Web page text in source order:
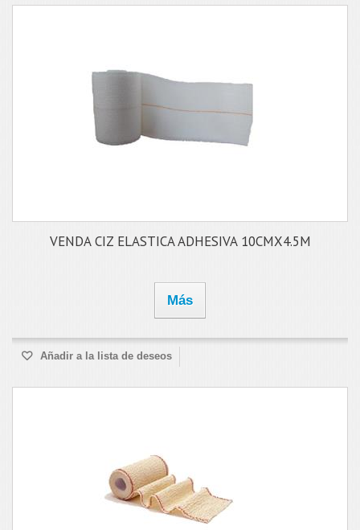
VENDA CIZ ELASTICA ADHESIVA 10CMX4.5M
Más
Añadir a la lista de deseos